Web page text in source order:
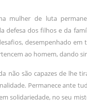
mulher de luta
defesa dos filhos e da
desempenhado
ao homem, dando
não são capazes de lhe
Permanece ante
solidariedade, no seu